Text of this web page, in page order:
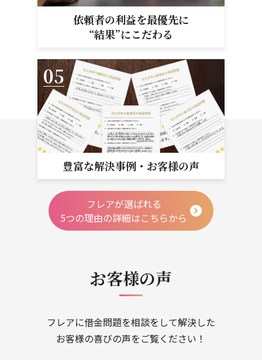
依頼者の利益を最優先に
“結果”にこだわる
豊富な解決事例・ お客様の声
フレアが選ばれる
5つの理由の詳細はこちらから
お客様の声
フレアに借金問題を相談をして解決した
お客様の喜びの声をご覧ください！